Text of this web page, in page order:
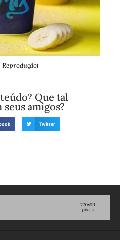
Reprodução)
Que tal
amigos?
Twitter